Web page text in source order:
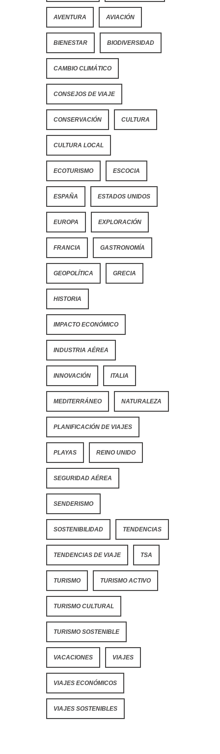
AVENTURA AVIACIÓN
BIENESTAR BIODIVERSIDAD
CAMBIO CLIMÁTICO
CONSEJOS DE VIAJE
CONSERVACIÓN CULTURA
CULTURA LOCAL
ECOTURISMO ESCOCIA
ESPAÑA ESTADOS UNIDOS
EUROPA EXPLORACIÓN
FRANCIA GASTRONOMÍA
GEOPOLÍTICA GRECIA
HISTORIA
IMPACTO ECONÓMICO
INDUSTRIA AÉREA
INNOVACIÓN ITALIA
MEDITERRÁNEO NATURALEZA
PLANIFICACIÓN DE VIAJES
PLAYAS REINO UNIDO
SEGURIDAD AÉREA
SENDERISMO
SOSTENIBILIDAD TENDENCIAS
TENDENCIAS DE VIAJE TSA
TURISMO TURISMO ACTIVO
TURISMO CULTURAL
TURISMO SOSTENIBLE
VACACIONES VIAJES
VIAJES ECONÓMICOS
VIAJES SOSTENIBLES